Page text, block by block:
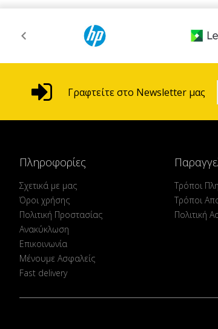
Γραφτείτε στο Newsletter μας
Πληροφορίες
Σχετικά με μας
Όροι χρήσης
Πολιτική Προστασίας
Ανακύκλωση
Επικοινωνία
Μένουμε Ασφαλείς
Fast delivery
Τρόποι
Τρόποι
Πολιτική